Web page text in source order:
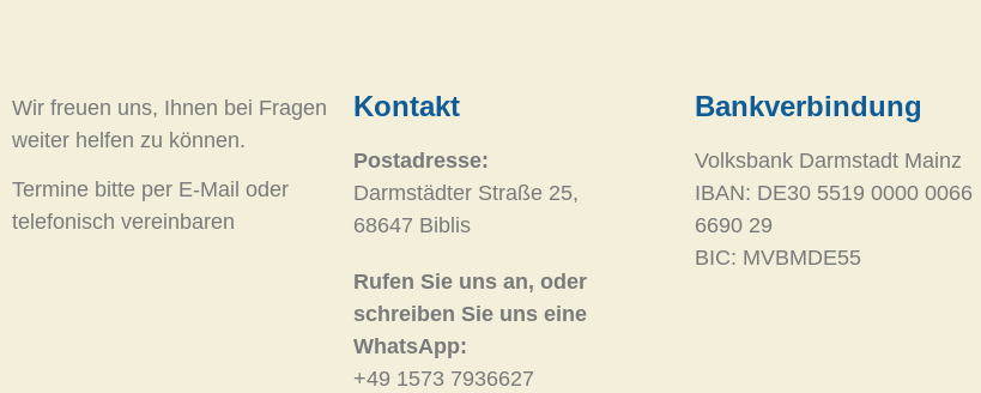
Wir freuen uns, Ihnen bei Fragen
weiter helfen zu können.
Termine bitte per E-Mail oder
telefonisch vereinbaren
Kontakt
Postadresse:
Darmstädter Straße 25,
68647 Biblis
Rufen Sie uns an, oder
schreiben Sie uns eine
WhatsApp:
+49 1573 7936627
Bankverbindung
Volksbank Darmstadt Mainz
IBAN: DE30 5519 0000 0066
6690 29
BIC: MVBMDE55